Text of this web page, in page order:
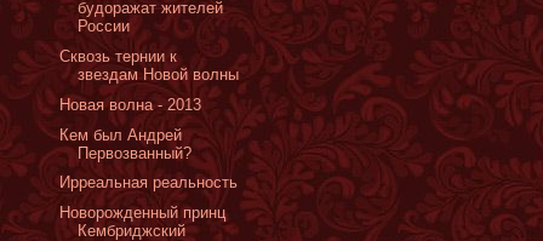
будоражат жителей
России
Сквозь тернии к
звездам Новой волны
Новая волна - 2013
Кем был Андрей
Первозванный?
Ирреальная реальность
Новорожденный принц
Кембриджский